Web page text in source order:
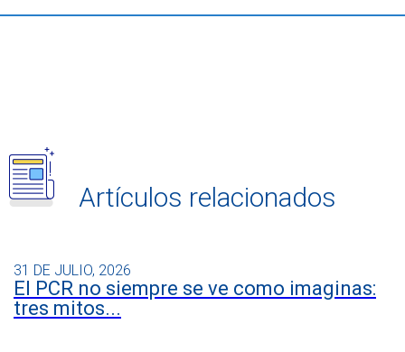
Artículos relacionados
31 DE JULIO, 2026
El PCR no siempre se ve como imaginas:
tres mitos...